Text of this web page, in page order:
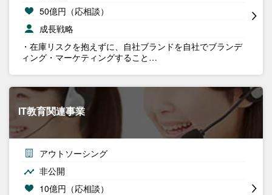
50億円（応相談）
成長戦略
・在庫リスクを抱えずに、自社ブランドを自社でブランデ
ィング・マーケティングすること…
IT教育関連事業
アウトソーシング
非公開
10億円（応相談）